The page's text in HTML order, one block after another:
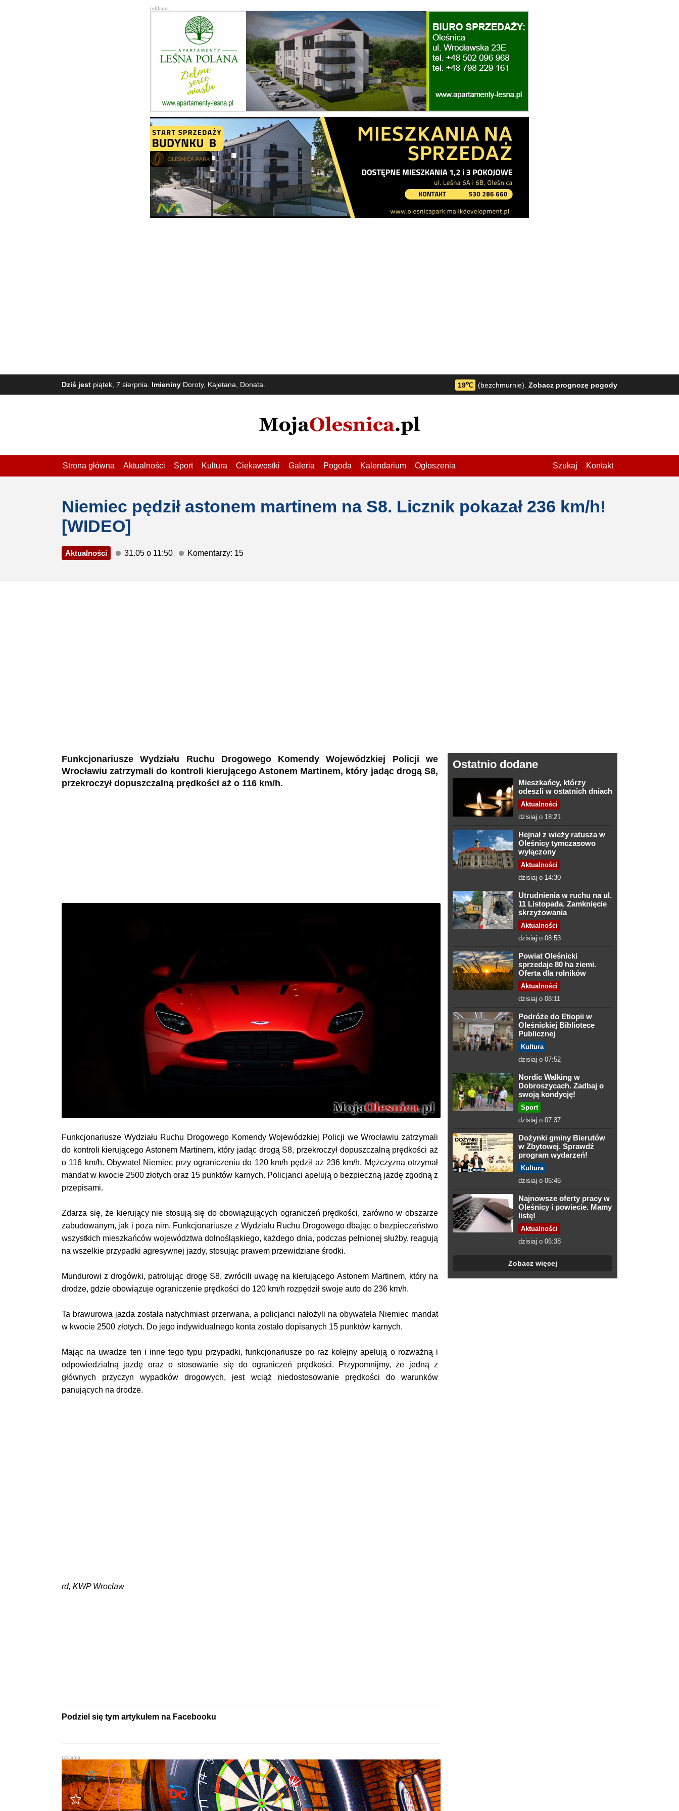
reklama
Dziś jest piątek, 7 sierpnia. Imieniny Doroty, Kajetana, Donata. 19℃ (bezchmurnie). Zobacz prognozę pogody
Strona główna Aktualności Sport Kultura Ciekawostki Galeria Pogoda Kalendarium Ogłoszenia Szukaj Kontakt
Niemiec pędził astonem martinem na S8. Licznik pokazał 236 km/h!
[WIDEO]
Aktualności 31.05 o 11:50 Komentarzy: 15
Funkcjonariusze Wydziału Ruchu Drogowego Komendy Wojewódzkiej Policji we
Wrocławiu zatrzymali do kontroli kierującego Astonem Martinem, który jadąc drogą S8,
przekroczył dopuszczalną prędkości aż o 116 km/h.
Funkcjonariusze Wydziału Ruchu Drogowego Komendy Wojewódzkiej Policji we Wrocławiu zatrzymali
do kontroli kierującego Astonem Martinem, który jadąc drogą S8, przekroczył dopuszczalną prędkości aż
o 116 km/h. Obywatel Niemiec przy ograniczeniu do 120 km/h pędził aż 236 km/h. Mężczyzna otrzymał
mandat w kwocie 2500 złotych oraz 15 punktów karnych. Policjanci apelują o bezpieczną jazdę zgodną z
przepisami.
Zdarza się, że kierujący nie stosują się do obowiązujących ograniczeń prędkości, zarówno w obszarze
zabudowanym, jak i poza nim. Funkcjonariusze z Wydziału Ruchu Drogowego dbając o bezpieczeństwo
wszystkich mieszkańców województwa dolnośląskiego, każdego dnia, podczas pełnionej służby, reagują
na wszelkie przypadki agresywnej jazdy, stosując prawem przewidziane środki.
Mundurowi z drogówki, patrolując drogę S8, zwrócili uwagę na kierującego Astonem Martinem, który na
drodze, gdzie obowiązuje ograniczenie prędkości do 120 km/h rozpędził swoje auto do 236 km/h.
Ta brawurowa jazda została natychmiast przerwana, a policjanci nałożyli na obywatela Niemiec mandat
w kwocie 2500 złotych. Do jego indywidualnego konta zostało dopisanych 15 punktów karnych.
Mając na uwadze ten i inne tego typu przypadki, funkcjonariusze po raz kolejny apelują o rozważną i
odpowiedzialną jazdę oraz o stosowanie się do ograniczeń prędkości. Przypomnijmy, że jedną z
głównych przyczyn wypadków drogowych, jest wciąż niedostosowanie prędkości do warunków
panujących na drodze.
rd, KWP Wrocław
Podziel się tym artykułem na Facebooku
reklama
Ostatnio dodane
Mieszkańcy, którzy
odeszli w ostatnich dniach
Aktualności
dzisiaj o 18:21
Hejnał z wieży ratusza w
Oleśnicy tymczasowo
wyłączony
Aktualności
dzisiaj o 14:30
Utrudnienia w ruchu na ul.
11 Listopada. Zamknięcie
skrzyżowania
Aktualności
dzisiaj o 08:53
Powiat Oleśnicki
sprzedaje 80 ha ziemi.
Oferta dla rolników
Aktualności
dzisiaj o 08:11
Podróże do Etiopii w
Oleśnickiej Bibliotece
Publicznej
Kultura
dzisiaj o 07:52
Nordic Walking w
Dobroszycach. Zadbaj o
swoją kondycję!
Sport
dzisiaj o 07:37
Dożynki gminy Bierutów
w Zbytowej. Sprawdź
program wydarzeń!
Kultura
dzisiaj o 06:46
Najnowsze oferty pracy w
Oleśnicy i powiecie. Mamy
listę!
Aktualności
dzisiaj o 06:38
Zobacz więcej